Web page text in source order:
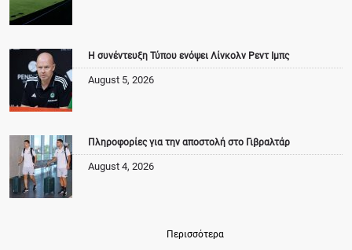
Η συνέντευξη Τύπου ενόψει Λίνκολν Ρεντ Ιμπς
August 5, 2026
Πληροφορίες για την αποστολή στο Γιβραλτάρ
August 4, 2026
Περισσότερα